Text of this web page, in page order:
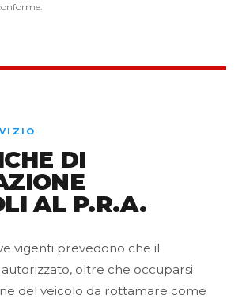
DI
AL P.R.A.
vigenti prevedono che il
oltre che occuparsi
del veicolo da rottamare come